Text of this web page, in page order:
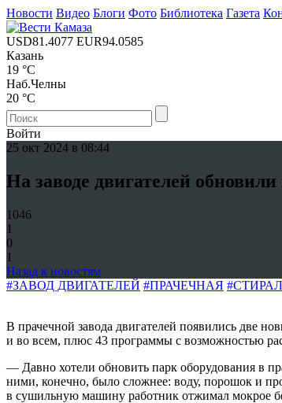
Новости Видео Блоги Фото Библиотека Газета
USD81.4077 EUR94.0585
Казань
19 °C
Наб.Челны
20 °C
Войти
25 окт 2024 в 08:44
На заводе двигателей
1046
1
0
1
Назад к новостям
#ЗАВОД ДВИГАТЕЛЕЙ #ПРАЧЕЧНАЯ
В прачечной завода двигателей появились две
и во всем, плюс 43 программы с возможностью
— Давно хотели обновить парк оборудования в
ними, конечно, было сложнее: воду, порошок и
в сушильную машину работник отжимал мокрое